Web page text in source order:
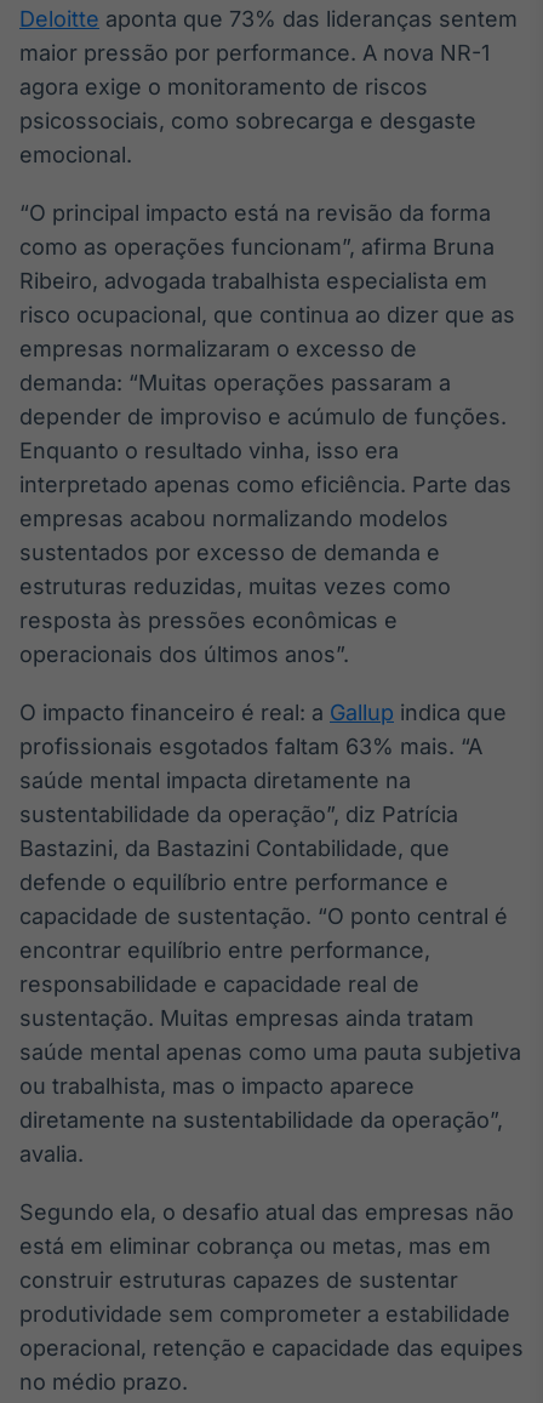
Radar
Monitoramento
inteligente de
notícias e
A melhor
plataforma para
analisar fundos
de investimento
no Brasil
IA
Em breve
BroadFast
Em breve
Gestão de
Investimentos
Em breve
Tokenização
de ativos
Em breve
Em breve
Deloitte aponta que 73% das lideranças sentem
maior pressão por performance. A nova NR-1
agora exige o monitoramento de riscos
psicossociais, como sobrecarga e desgaste
emocional.
“O principal impacto está na revisão da forma
como as operações funcionam”, afirma Bruna
Ribeiro, advogada trabalhista especialista em
risco ocupacional, que continua ao dizer que as
empresas normalizaram o excesso de
demanda: “Muitas operações passaram a
depender de improviso e acúmulo de funções.
Enquanto o resultado vinha, isso era
interpretado apenas como eficiência. Parte das
empresas acabou normalizando modelos
sustentados por excesso de demanda e
estruturas reduzidas, muitas vezes como
resposta às pressões econômicas e
operacionais dos últimos anos”.
O impacto financeiro é real: a Gallup indica que
profissionais esgotados faltam 63% mais. “A
saúde mental impacta diretamente na
sustentabilidade da operação”, diz Patrícia
Bastazini, da Bastazini Contabilidade, que
defende o equilíbrio entre performance e
capacidade de sustentação. “O ponto central é
encontrar equilíbrio entre performance,
responsabilidade e capacidade real de
sustentação. Muitas empresas ainda tratam
saúde mental apenas como uma pauta subjetiva
ou trabalhista, mas o impacto aparece
diretamente na sustentabilidade da operação”,
avalia.
Segundo ela, o desafio atual das empresas não
está em eliminar cobrança ou metas, mas em
construir estruturas capazes de sustentar
produtividade sem comprometer a estabilidade
operacional, retenção e capacidade das equipes
no médio prazo.